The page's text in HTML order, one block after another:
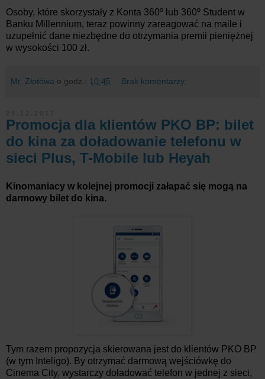
Osoby, które skorzystały z Konta 360º lub 360º Student w
Banku Millennium, teraz powinny zareagować na maile i
uzupełnić dane niezbędne do otrzymania premii pieniężnej
w wysokości 100 zł.
Mr. Złotówa o godz.: 10:45 Brak komentarzy:
Promocja dla klientów PKO BP: bilet
do kina za doładowanie telefonu w
sieci Plus, T-Mobile lub Heyah
Kinomaniacy w kolejnej promocji załapać się mogą na
darmowy bilet do kina.
Tym razem propozycja skierowana jest do klientów PKO BP
(w tym Inteligo). By otrzymać darmową wejściówkę do
Cinema City, wystarczy doładować telefon w jednej z sieci,